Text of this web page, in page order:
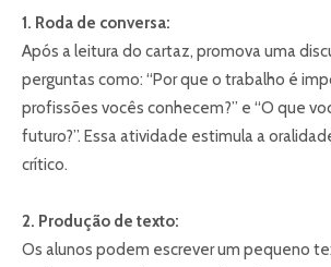
1. Roda de conversa:
Após a leitura do cartaz, promova uma
perguntas como: “Por que o trabalho é
profissões vocês conhecem?” e “O que
futuro?”. Essa atividade estimula a
crítico.
2. Produção de texto:
Os alunos podem escrever um pequeno